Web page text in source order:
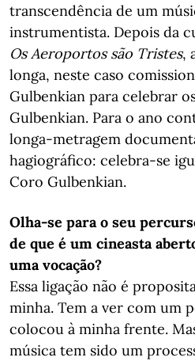
transcendência de um
instrumentista. Depois da
Os Aeroportos são Tristes,
longa, neste caso
Gulbenkian para celebrar
Gulbenkian. Para o ano
longa-metragem
hagiográfico: celebra-se
Coro Gulbenkian.
Olha-se para o seu
de que é um cineasta
uma vocação?
Essa ligação não é
minha. Tem a ver com um
colocou à minha frente.
música tem sido um